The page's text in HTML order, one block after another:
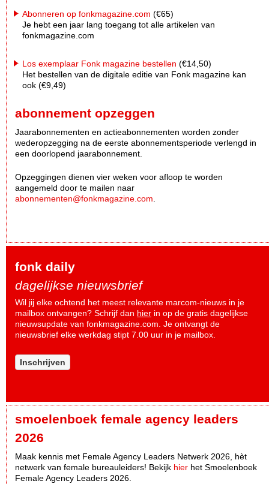
Abonneren op fonkmagazine.com (€65)
Je hebt een jaar lang toegang tot alle artikelen van
fonkmagazine.com
Los exemplaar Fonk magazine bestellen (€14,50)
Het bestellen van de digitale editie van Fonk magazine kan
ook (€9,49)
abonnement opzeggen
Jaarabonnementen en actieabonnementen worden zonder
wederopzegging na de eerste abonnementsperiode verlengd in
een doorlopend jaarabonnement.
Opzeggingen dienen vier weken voor afloop te worden
aangemeld door te mailen naar
abonnementen@fonkmagazine.com
fonk daily
dagelijkse nieuwsbrief
Wil jij elke ochtend het meest relevante marcom-nieuws in je
mailbox ontvangen? Schrijf dan hier in op de gratis dagelijkse
nieuwsupdate van fonkmagazine.com. Je ontvangt de
nieuwsbrief elke werkdag stipt 7.00 uur in je mailbox.
Inschrijven
smoelenboek female agency leaders
2026
Maak kennis met Female Agency Leaders Netwerk 2026, hèt
netwerk van female bureauleiders! Bekijk hier het Smoelenboek
Female Agency Leaders 2026.